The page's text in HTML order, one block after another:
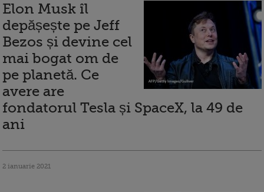
Elon Musk îl
depășește pe Jeff
Bezos și devine cel
mai bogat om de
pe planetă. Ce
avere are
fondatorul Tesla și SpaceX, la 49 de
ani
2 ianuarie 2021